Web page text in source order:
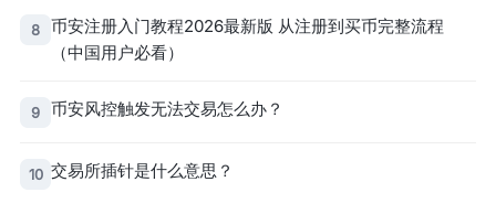
8
币安注册入门教程2026最新版 从注册到买币完整流程
（中国用户必看）
9 币安风控触发无法交易怎么办？
10 交易所插针是什么意思？